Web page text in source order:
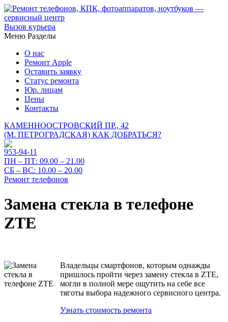
Вызов курьера
Меню Разделы
О нас
Ремонт Apple
Оставить заявку
Статус ремонта
Юр. лицам
Цены
Контакты
КАМЕННООСТРОВСКИЙ ПР., 42
(М. ПЕТРОГРАДСКАЯ) КАК ДОБРАТЬСЯ?
953-94-11
ПН – ПТ: 09.00 – 21.00
СБ – ВС: 10.00 – 20.00
Ремонт телефонов
Замена стекла в телефоне
ZTE
Владельцы смартфонов, которым однажды
пришлось пройти через замену стекла в ZTE,
могли в полной мере ощутить на себе все
тяготы выбора надежного сервисного центра.
Узнать стоимость ремонта